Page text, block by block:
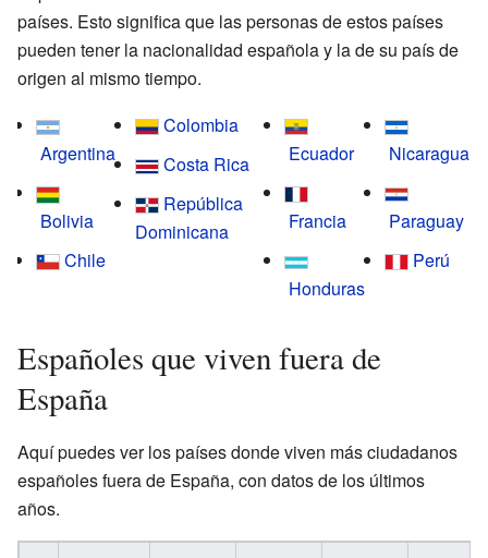
países. Esto significa que las personas de estos países
pueden tener la nacionalidad española y la de su país de
origen al mismo tiempo.
Argentina
Bolivia
Chile
Colombia
Costa Rica
República
Dominicana
Ecuador
Francia
Honduras
Nicaragua
Paraguay
Perú
Españoles que viven fuera de
España
Aquí puedes ver los países donde viven más ciudadanos
españoles fuera de España, con datos de los últimos
años.